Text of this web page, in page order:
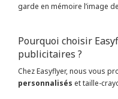
garde en mémoire l’image
Pourquoi choisir
publicitaires ?
Chez Easyflyer, nous vous
personnalisés et taille-